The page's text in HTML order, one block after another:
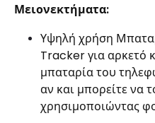
Μειονεκτήματα:
Υψηλή χρήση
Tracker για αρκετό
μπαταρία του
αν και μπορείτε να
χρησιμοποιώντας